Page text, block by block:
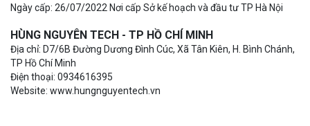
Ngày cấp: 26/07/2022 Nơi cấp Sở kế hoạch và đầu tư TP Hà Nội
HÙNG NGUYÊN TECH - TP HỒ CHÍ MINH
Địa chỉ: D7/6B Đường Dương Đình Cúc, Xã Tân Kiên, H. Bình Chánh,
TP Hồ Chí Minh
Điện thoại: 0934616395
Website: www.hungnguyentech.vn